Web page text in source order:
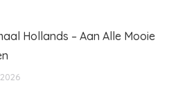
Hollands – Aan Alle Mooie